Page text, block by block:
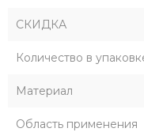
СКИДКА
Количество в
Материал
Область применения